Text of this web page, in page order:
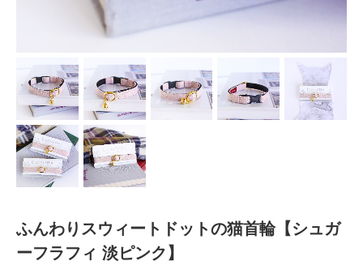
ふんわりスウィートドットの猫首輪【シュガ
ーフラフィ 淡ピンク】